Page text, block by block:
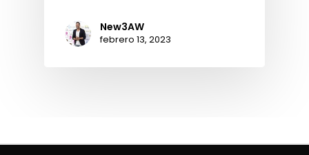
New3AW
febrero 13, 2023